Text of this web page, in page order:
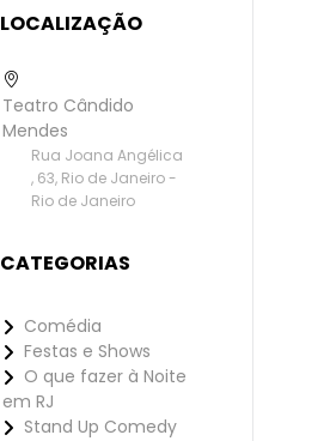
LOCALIZAÇÃO
Teatro Cândido
Mendes
Rua Joana Angélica
, 63, Rio de Janeiro -
Rio de Janeiro
CATEGORIAS
Comédia
Festas e Shows
O que fazer à Noite
em RJ
Stand Up Comedy